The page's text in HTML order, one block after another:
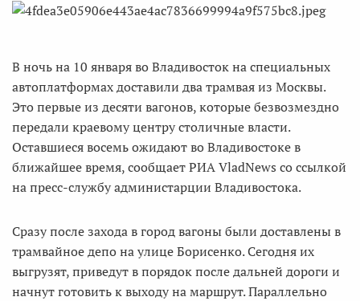
В ночь на 10 января во Владивосток на специальных
автоплатформах доставили два трамвая из Москвы.
Это первые из десяти вагонов, которые безвозмездно
передали краевому центру столичные власти.
Оставшиеся восемь ожидают во Владивостоке в
ближайшее время, сообщает РИА VladNews со ссылкой
на пресс-службу администарции Владивостока.
Сразу после захода в город вагоны были доставлены в
трамвайное депо на улице Борисенко. Сегодня их
выгрузят, приведут в порядок после дальней дороги и
начнут готовить к выходу на маршрут. Параллельно